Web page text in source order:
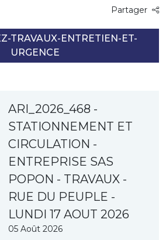
Partager
TRAVAUX-ENTRETIEN-ET-
URGENCE
ARI_2026_468 -
STATIONNEMENT ET
CIRCULATION -
ENTREPRISE SAS
POPON - TRAVAUX -
RUE DU PEUPLE -
LUNDI 17 AOUT 2026
05 Août 2026